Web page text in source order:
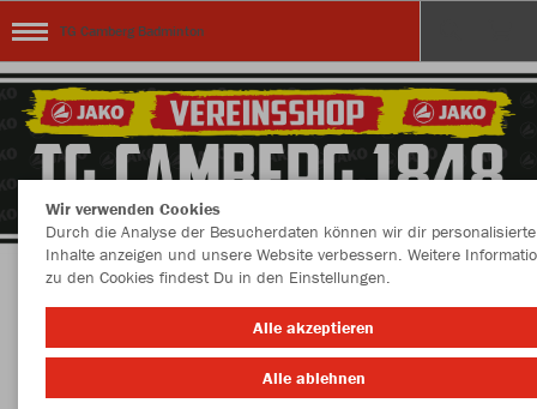
TG Camberg Badminton
Herzlich Willkommen im Teamshop TG
Camberg Badminton
Wir verwenden Cookies
Durch die Analyse der Besucherdaten können wir dir personalisierte
Inhalte anzeigen und unsere Website verbessern. Weitere
zu den Cookies findest Du in den Einstellungen.
Alle akzeptieren
Alle ablehnen